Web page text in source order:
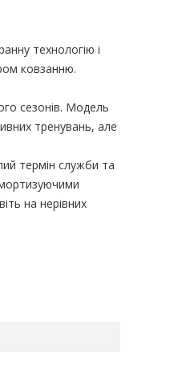
технологію і
ковзанню.
сезонів. Модель
тренувань, але
термін служби та
на нерівних